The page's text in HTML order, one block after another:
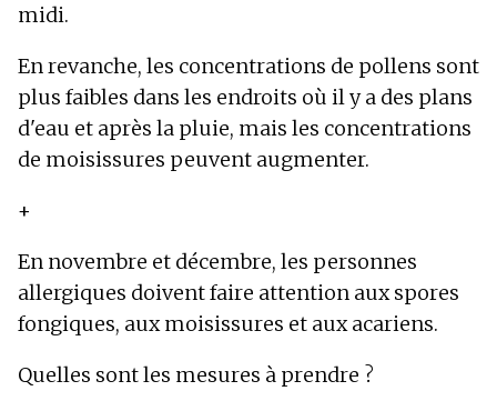
midi.
En revanche, les concentrations de pollens sont
plus faibles dans les endroits où il y a des plans
d'eau et après la pluie, mais les concentrations
de moisissures peuvent augmenter.
+
En novembre et décembre, les personnes
allergiques doivent faire attention aux spores
fongiques, aux moisissures et aux acariens.
Quelles sont les mesures à prendre ?